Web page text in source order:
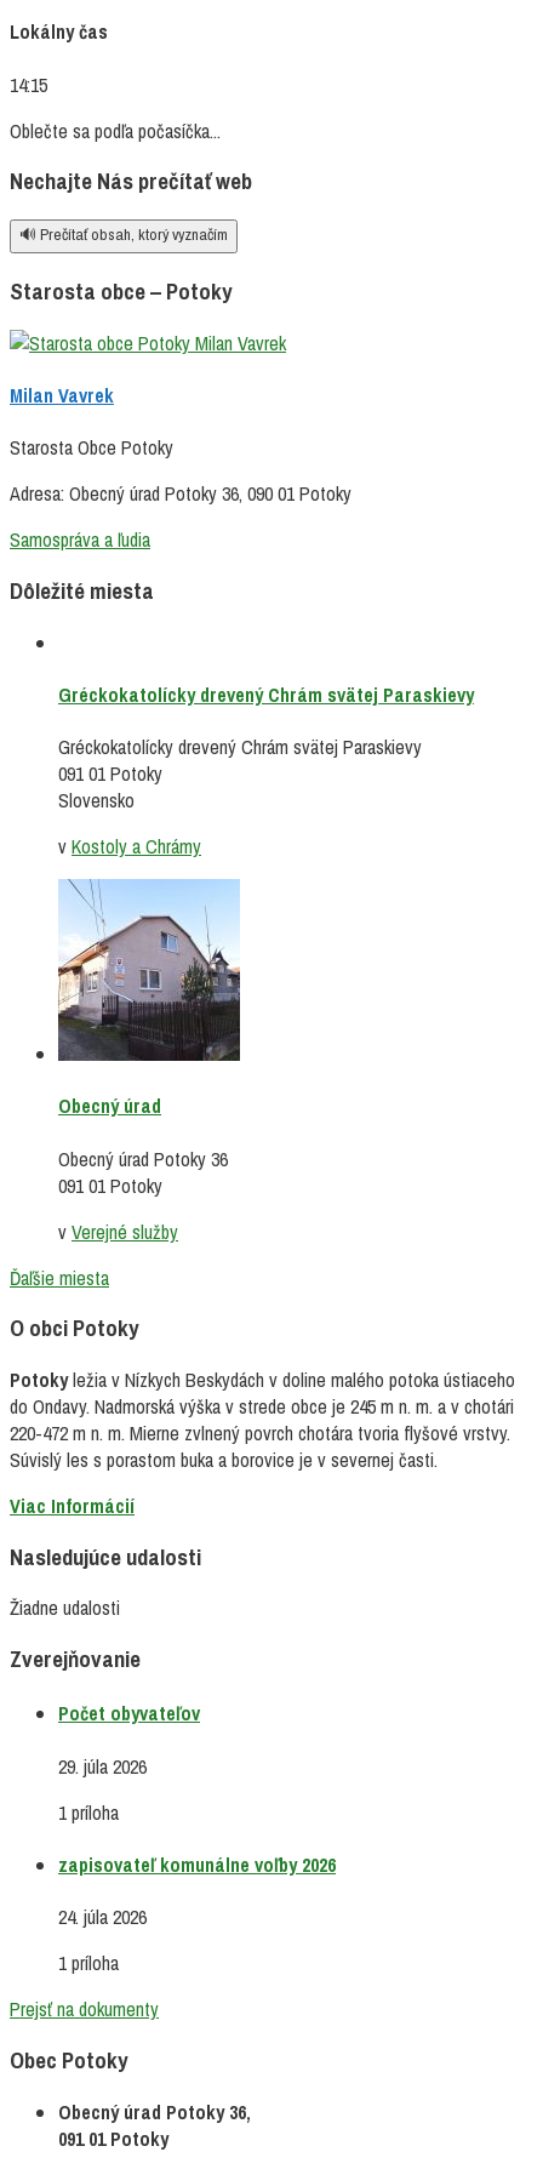
Lokálny čas
14:15
Oblečte sa podľa počasíčka...
Nechajte Nás prečítať web
🔊 Prečítať obsah, ktorý vyznačím
Starosta obce – Potoky
Milan Vavrek
Starosta Obce Potoky
Adresa: Obecný úrad Potoky 36, 090 01 Potoky
Samospráva a ľudia
Dôležité miesta
Gréckokatolícky drevený Chrám svätej Paraskievy
Gréckokatolícky drevený Chrám svätej Paraskievy
091 01 Potoky
Slovensko
vKostoly a Chrámy
Obecný úrad
Obecný úrad Potoky 36
091 01 Potoky
vVerejné služby
Ďaľšie miesta
O obci Potoky
Potokyležia v Nízkych Beskydách v doline malého potoka ústiaceho
do Ondavy. Nadmorská výška v strede obce je 245 m n. m. a v chotári
220-472 m n. m. Mierne zvlnený povrch chotára tvoria flyšové vrstvy.
Súvislý les s porastom buka a borovice je v severnej časti.
Viac Informácií
Nasledujúce udalosti
Žiadne udalosti
Zverejňovanie
Počet obyvateľov
29. júla 2026
1 príloha
zapisovateľ komunálne voľby 2026
24. júla 2026
1 príloha
Prejsť na dokumenty
Obec Potoky
Obecný úrad Potoky 36,
091 01 Potoky